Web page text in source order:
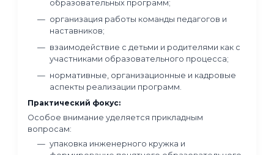
проектированию;
основы моделирования и
элементов беспилотных систем;
вопросы безопасности и организации
учебного процесса.
Практический фокус
В ходе обучения разбираются:
построение годовой программы
инженерного кружка по БПЛА с